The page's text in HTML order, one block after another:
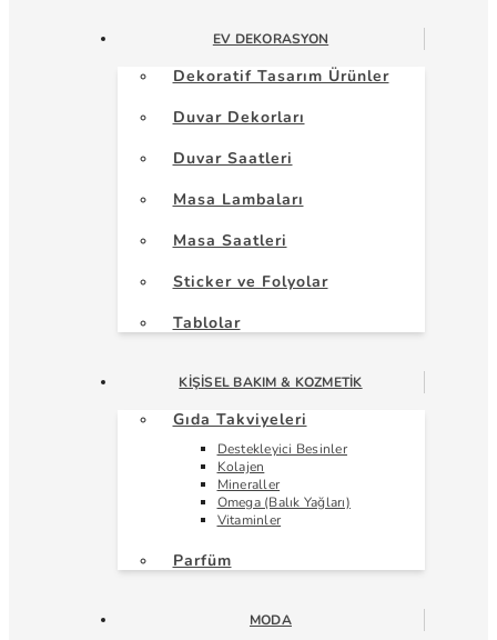
EV DEKORASYON
Dekoratif Tasarım Ürünler
Duvar Dekorları
Duvar Saatleri
Masa Lambaları
Masa Saatleri
Sticker ve Folyolar
Tablolar
KIŞISEL BAKIM & KOZMETIK
Gıda Takviyeleri
Destekleyici Besinler
Kolajen
Mineraller
Omega (Balık Yağları)
Vitaminler
Parfüm
MODA